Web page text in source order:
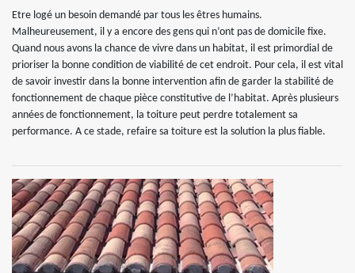
Etre logé un besoin demandé par tous les êtres humains.
Malheureusement, il y a encore des gens qui n’ont pas de domicile fixe.
Quand nous avons la chance de vivre dans un habitat, il est primordial de
prioriser la bonne condition de viabilité de cet endroit. Pour cela, il est vital
de savoir investir dans la bonne intervention afin de garder la stabilité de
fonctionnement de chaque pièce constitutive de l’habitat. Après plusieurs
années de fonctionnement, la toiture peut perdre totalement sa
performance. A ce stade, refaire sa toiture est la solution la plus fiable.